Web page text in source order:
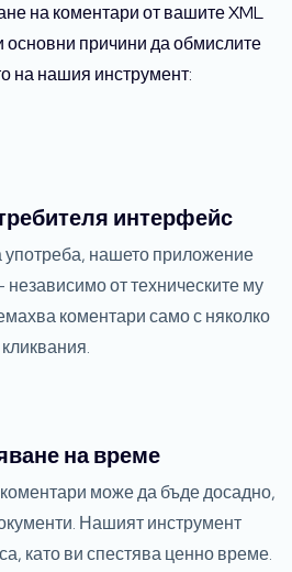
на коментари от вашите XML
основни причини да обмислите
на нашия инструмент:
интерфейс
нашето приложение
от техническите му
коментари само с няколко
кликвания.
на време
може да бъде досадно,
Нашият инструмент
като ви спестява ценно време.